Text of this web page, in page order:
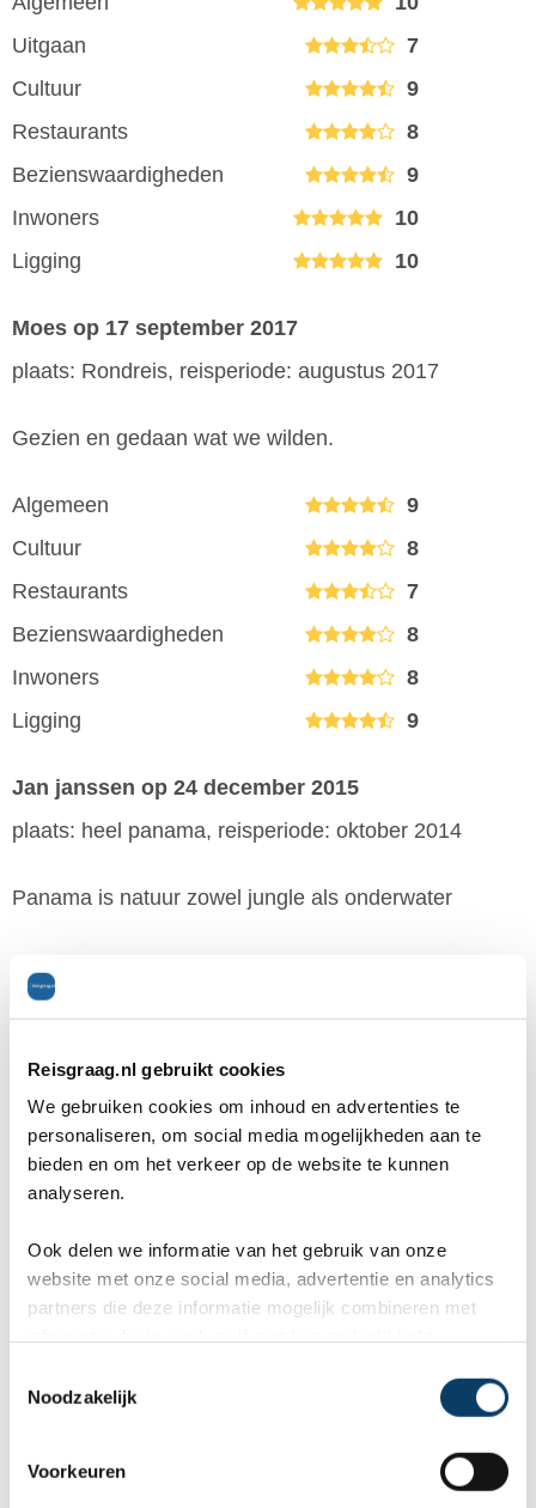
Reisgraag.nl gebruikt cookies
We gebruiken cookies om inhoud en advertenties te
personaliseren, om social media mogelijkheden aan te
bieden en om het verkeer op de website te kunnen
analyseren.
Ook delen we informatie van het gebruik van onze
website met onze social media, advertentie en analytics
partners die deze informatie mogelijk combineren met
Noodzakelijk
Voorkeuren
Uitgaan
7
Cultuur
9
Restaurants
8
Bezienswaardigheden
9
Inwoners
10
Ligging
10
Moes op 17 september 2017
plaats: Rondreis, reisperiode: augustus 2017
Gezien en gedaan wat we wilden.
Algemeen
9
Cultuur
8
Restaurants
7
Bezienswaardigheden
8
Inwoners
8
Ligging
9
Jan janssen op 24 december 2015
plaats: heel panama, reisperiode: oktober 2014
Panama is natuur zowel jungle als onderwater
Uitgaan
Restaurants
8
Bezienswaardigheden
7
Inwoners
Jan en Heikeop 13 november 2014
we waren te kort in panama stad, maar de oude stad